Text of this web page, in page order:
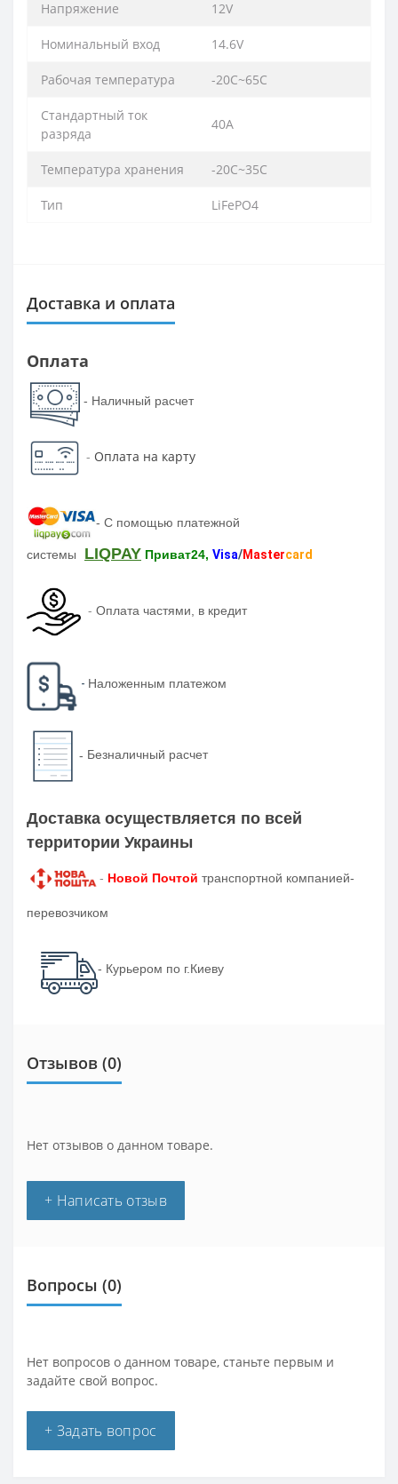
Напряжение 12V
Номинальный вход 14.6V
Рабочая температура -20С~65С
Стандартный ток
разряда
40А
Температура хранения -20С~35С
Тип LiFePO4
Доставка и оплата
Оплата
- Наличный расчет
- Оплата на карту
- С помощью платежной
системы LIQPAY Приват24, Visa/Mastercard
- Оплата частями, в кредит
- Наложенным платежом
- Безналичный расчет
Доставка осуществляется по всей
территории Украины
- Новой Почтой транспортной компанией-
перевозчиком
- Курьером по г.Киеву
Отзывов (0)
Нет отзывов о данном товаре.
+ Написать отзыв
Вопросы (0)
Нет вопросов о данном товаре, станьте первым и
задайте свой вопрос.
+ Задать вопрос